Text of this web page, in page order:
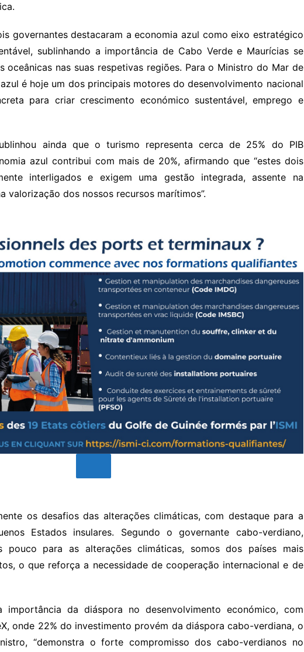
governantes destacaram a economia azul como eixo estratégico
sublinhando a importância de Cabo Verde e Maurícias se
oceânicas nas suas respetivas regiões. Para o Ministro do Mar de
é hoje um dos principais motores do desenvolvimento nacional
para criar crescimento económico sustentável, emprego e
ainda que o turismo representa cerca de 25% do PIB
azul contribui com mais de 20%, afirmando que “estes dois
interligados e exigem uma gestão integrada, assente na
valorização dos nossos recursos marítimos”.
os desafios das alterações climáticas, com destaque para a
Estados insulares. Segundo o governante cabo-verdiano,
pouco para as alterações climáticas, somos dos países mais
o que reforça a necessidade de cooperação internacional e de
importância da diáspora no desenvolvimento económico, com
onde 22% do investimento provém da diáspora cabo-verdiana, o
“demonstra o forte compromisso dos cabo-verdianos no